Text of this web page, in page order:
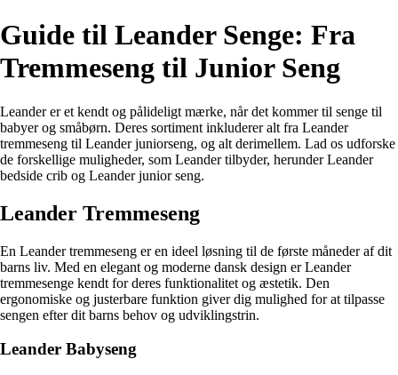
Guide til Leander Senge: Fra
Tremmeseng til Junior Seng
Leander er et kendt og pålideligt mærke, når det kommer til senge til
babyer og småbørn. Deres sortiment inkluderer alt fra Leander
tremmeseng til Leander juniorseng, og alt derimellem. Lad os udforske
de forskellige muligheder, som Leander tilbyder, herunder Leander
bedside crib og Leander junior seng.
Leander Tremmeseng
En Leander tremmeseng er en ideel løsning til de første måneder af dit
barns liv. Med en elegant og moderne dansk design er Leander
tremmesenge kendt for deres funktionalitet og æstetik. Den
ergonomiske og justerbare funktion giver dig mulighed for at tilpasse
sengen efter dit barns behov og udviklingstrin.
Leander Babyseng